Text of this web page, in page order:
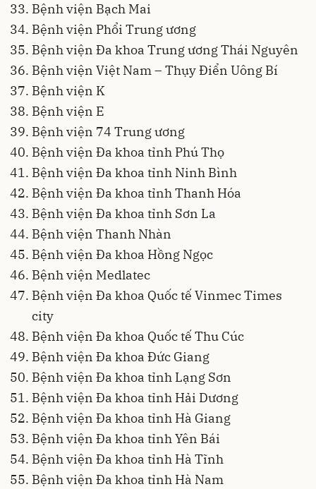
Bệnh viện Bạch Mai
Bệnh viện Phổi Trung ương
Bệnh viện Đa khoa Trung ương Thái Nguyên
Bệnh viện Việt Nam – Thụy Điển Uông Bí
Bệnh viện K
Bệnh viện E
Bệnh viện 74 Trung ương
Bệnh viện Đa khoa tỉnh Phú Thọ
Bệnh viện Đa khoa tỉnh Ninh Bình
Bệnh viện Đa khoa tỉnh Thanh Hóa
Bệnh viện Đa khoa tỉnh Sơn La
Bệnh viện Thanh Nhàn
Bệnh viện Đa khoa Hồng Ngọc
Bệnh viện Medlatec
Bệnh viện Đa khoa Quốc tế Vinmec Times
city
Bệnh viện Đa khoa Quốc tế Thu Cúc
Bệnh viện Đa khoa Đức Giang
Bệnh viện Đa khoa tỉnh Lạng Sơn
Bệnh viện Đa khoa tỉnh Hải Dương
Bệnh viện Đa khoa tỉnh Hà Giang
Bệnh viện Đa khoa tỉnh Yên Bái
Bệnh viện Đa khoa tỉnh Hà Tĩnh
Bệnh viện Đa khoa tỉnh Hà Nam